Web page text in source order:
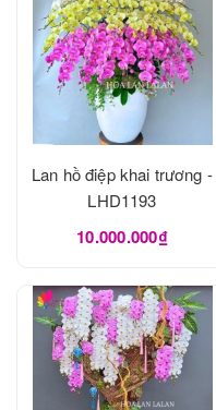
Lan hồ điệp khai trương -
LHD1193
10.000.000₫